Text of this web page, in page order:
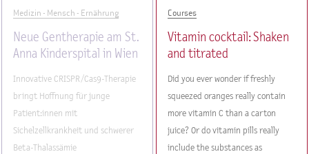
Medizin - Mensch - Ernährung
Neue Gentherapie am St.
Anna Kinderspital in Wien
Innovative CRISPR/Cas9-Therapie
bringt Hoffnung für junge
Patient:innen mit
Sichelzellkrankheit und schwerer
Beta-Thalassämie
Courses
Vitamin cocktail: Shaken
and titrated
Did you ever wonder if freshly
squeezed oranges really contain
more vitamin C than a carton
juice? Or do vitamin pills really
include the substances as